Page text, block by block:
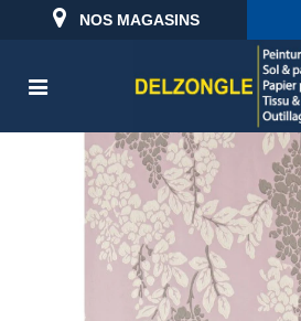
NOS MAGASINS